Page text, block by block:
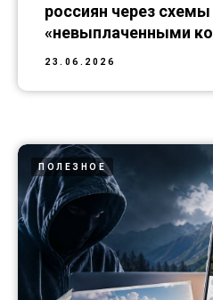
россиян через схемы
«невыплаченными
23.06.2026
ПОЛЕЗНОЕ